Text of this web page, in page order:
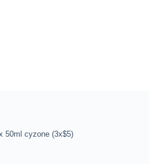
50ml cyzone (3x$5)